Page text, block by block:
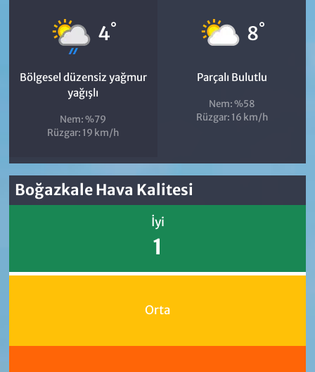
4°
Bölgesel düzensiz yağmur
yağışlı
Nem: %79
Rüzgar: 19 km/h
8°
Parçalı Bulutlu
Nem: %58
Rüzgar: 16 km/h
Boğazkale Hava Kalitesi
İyi
1
Orta